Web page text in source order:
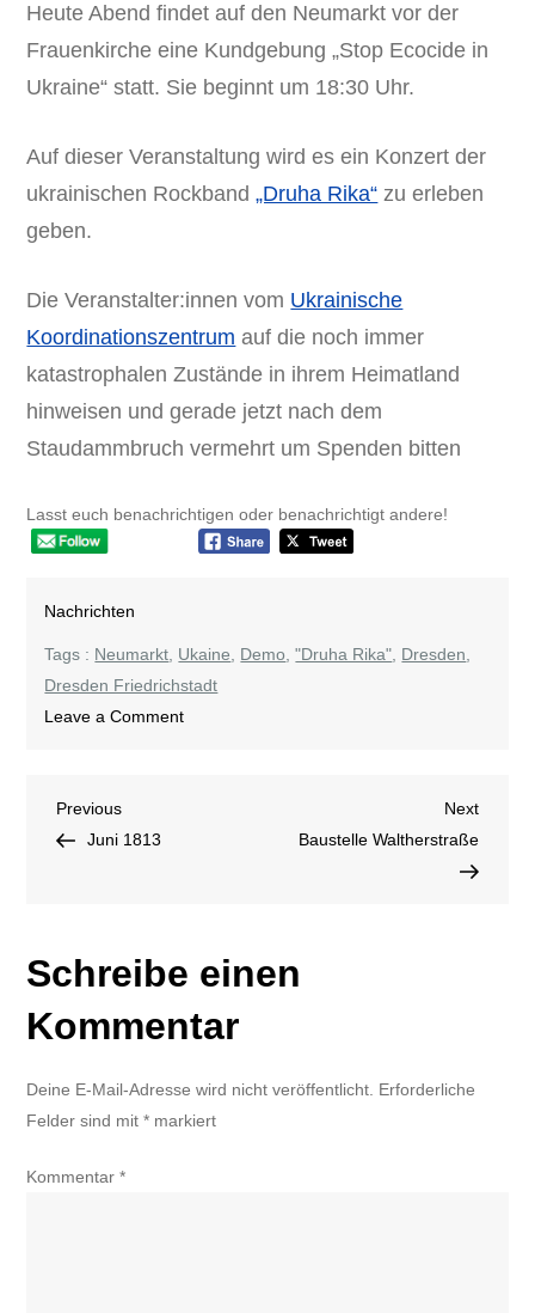
Heute Abend findet auf den Neumarkt vor der
Frauenkirche eine Kundgebung „Stop Ecocide in
Ukraine“ statt. Sie beginnt um 18:30 Uhr.
Auf dieser Veranstaltung wird es ein Konzert der
ukrainischen Rockband„Druha Rika“ zu erleben
geben.
Die Veranstalter:innen vom Ukrainische
Koordinationszentrum auf die noch immer
katastrophalen Zustände in ihrem Heimatland
hinweisen und gerade jetzt nach dem
Staudammbruch vermehrt um Spenden bitten
Lasst euch benachrichtigen oder benachrichtigt andere!
Nachrichten
Tags : Neumarkt Ukaine Demo ,"Druha Rika" Dresden
Dresden Friedrichstadt
Leave a Commenton
Beitragsnavigation
Previous
Post
Previous
Juni 1813
Next
Post
Next
Baustelle Waltherstraße
Schreibe einen
Kommentar
Deine E-Mail-Adresse wird nicht veröffentlicht. Erforderliche
Felder sind mit* markiert
Kommentar*